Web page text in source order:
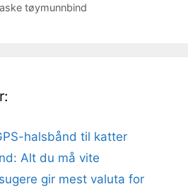
tøymunnbind
halsbånd til katter
Alt du må vite
gir mest valuta for